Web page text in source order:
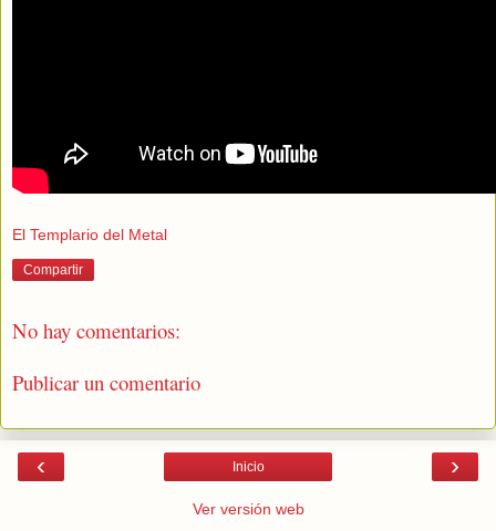
El Templario del Metal
Compartir
No hay comentarios:
Publicar un comentario
‹ ›
Inicio
Ver versión web